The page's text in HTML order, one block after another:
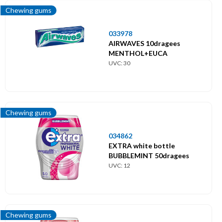
Chewing gums
033978
AIRWAVES 10dragees
MENTHOL+EUCA
UVC: 30
Chewing gums
034862
EXTRA white bottle
BUBBLEMINT 50dragees
UVC: 12
Chewing gums